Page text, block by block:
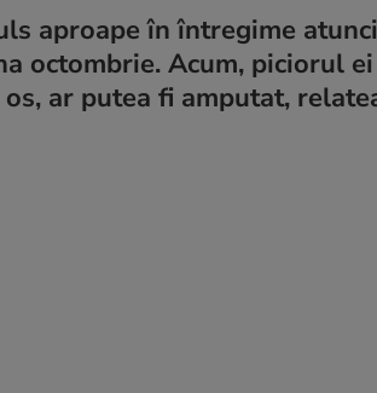
aproape în întregime atunci
octombrie. Acum, piciorul ei
ar putea fi amputat,